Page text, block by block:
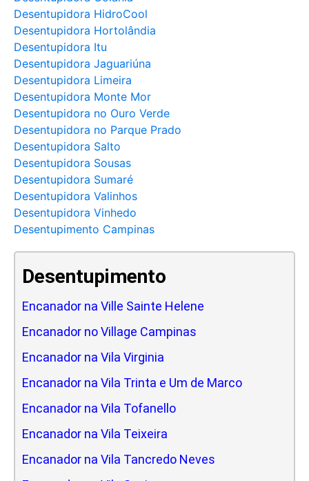
Desentupidora HidroCool
Desentupidora Hortolândia
Desentupidora Itu
Desentupidora Jaguariúna
Desentupidora Limeira
Desentupidora Monte Mor
Desentupidora no Ouro Verde
Desentupidora no Parque Prado
Desentupidora Salto
Desentupidora Sousas
Desentupidora Sumaré
Desentupidora Valinhos
Desentupidora Vinhedo
Desentupimento Campinas
Desentupimento
Encanador na Ville Sainte Helene
Encanador no Village Campinas
Encanador na Vila Virginia
Encanador na Vila Trinta e Um de Marco
Encanador na Vila Tofanello
Encanador na Vila Teixeira
Encanador na Vila Tancredo Neves